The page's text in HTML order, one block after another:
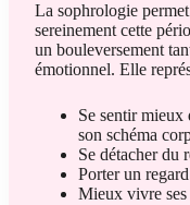
La sophrologie
sereinement cette
un bouleversement
émotionnel. Elle
Se sentir mieux
son schéma
Se détacher du
Porter un
Mieux vivre ses